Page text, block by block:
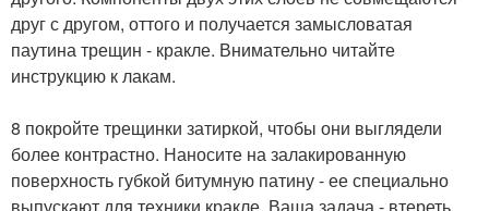
друг с другом, оттого и получается замысловатая
паутина трещин - кракле. Внимательно читайте
инструкцию к лакам.
8 покройте трещинки затиркой, чтобы они выглядели
более контрастно. Наносите на залакированную
поверхность губкой битумную патину - ее специально
выпускают для техники кракле. Ваша задача - втереть